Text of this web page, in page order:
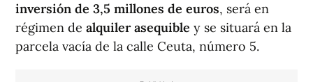
inversión de 3,5 millones de euros, será en
régimen de alquiler asequible y se situará en la
parcela vacía de la calle Ceuta, número 5.